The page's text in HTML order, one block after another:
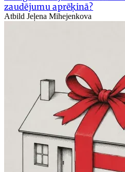
zaudējumu aprēķinā?
Atbild Jeļena Mihejenkova